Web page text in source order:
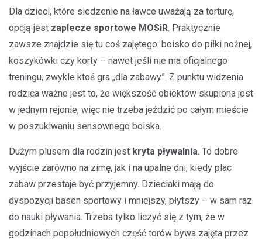
Dla dzieci, które siedzenie na ławce uważają za torturę,
opcją jest zaplecze sportowe MOSiR. Praktycznie
zawsze znajdzie się tu coś zajętego: boisko do piłki nożnej,
koszykówki czy korty – nawet jeśli nie ma oficjalnego
treningu, zwykle ktoś gra „dla zabawy”. Z punktu widzenia
rodzica ważne jest to, że większość obiektów skupiona jest
w jednym rejonie, więc nie trzeba jeździć po całym mieście
w poszukiwaniu sensownego boiska.
Dużym plusem dla rodzin jest kryta pływalnia. To dobre
wyjście zarówno na zimę, jak i na upalne dni, kiedy plac
zabaw przestaje być przyjemny. Dzieciaki mają do
dyspozycji basen sportowy i mniejszy, płytszy – w sam raz
do nauki pływania. Trzeba tylko liczyć się z tym, że w
godzinach popołudniowych część torów bywa zajęta przez